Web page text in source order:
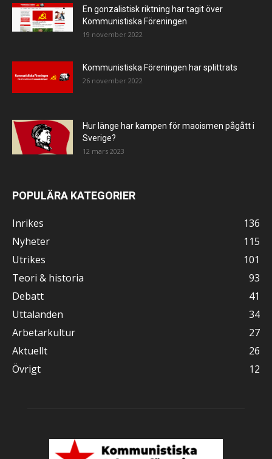
En gonzalistisk riktning har tagit över
Kommunistiska Föreningen
19 november 2022
Kommunistiska Föreningen har splittrats
26 november 2022
Hur länge har kampen för maoismen pågått i
Sverige?
12 mars 2023
POPULÄRA KATEGORIER
Inrikes
136
Nyheter
115
Utrikes
101
Teori & historia
93
Debatt
41
Uttalanden
34
Arbetarkultur
27
Aktuellt
26
Övrigt
12